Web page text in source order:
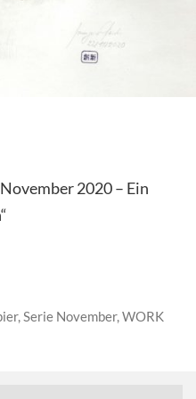
2020 – Ein
,Serie November,WORK